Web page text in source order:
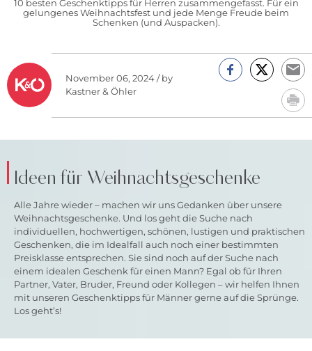
10 besten Geschenktipps für Herren zusammengefasst. Für ein
gelungenes Weihnachtsfest und jede Menge Freude beim
Schenken (und Auspacken).
November 06, 2024 / by
Kastner & Öhler
Ideen für Weihnachtsgeschenke
Alle Jahre wieder – machen wir uns Gedanken über unsere
Weihnachtsgeschenke. Und los geht die Suche nach
individuellen, hochwertigen, schönen, lustigen und praktischen
Geschenken, die im Idealfall auch noch einer bestimmten
Preisklasse entsprechen. Sie sind noch auf der Suche nach
einem idealen Geschenk für einen Mann? Egal ob für Ihren
Partner, Vater, Bruder, Freund oder Kollegen – wir helfen Ihnen
mit unseren Geschenktipps für Männer gerne auf die Sprünge.
Los geht’s!